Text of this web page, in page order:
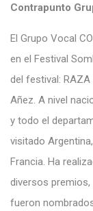
Contrapunto
El Grupo Vocal
en el Festival
del festival:
Añez. A nivel
y todo el
visitado
Francia. Ha
diversos premios,
fueron